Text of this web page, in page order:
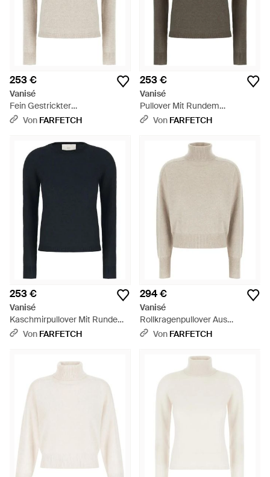
253 €
Vanisé
Fein Gestrickter
Kaschmirpullover - Weiß
Von FARFETCH
253 €
Vanisé
Pullover Mit Rundem
Ausschnitt - Braun
Von FARFETCH
253 €
Vanisé
Kaschmirpullover Mit Rundem
Ausschnitt - Blau
Von FARFETCH
294 €
Vanisé
Rollkragenpullover Aus
Kaschmir - Weiß
Von FARFETCH